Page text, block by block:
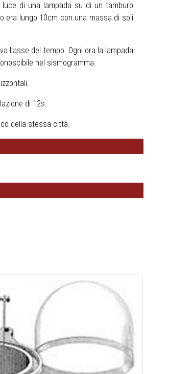
di una lampada su di un tamburo
era lungo 10cm con una massa di soli
del tempo. Ogni ora la lampada
nel sismogramma.
di 12s.
della stessa città.